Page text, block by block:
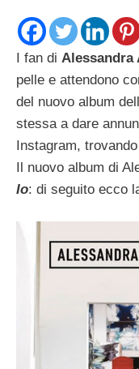
I fan di Alessandra
pelle e attendono
del nuovo album
stessa a dare
Instagram,
Il nuovo album di
Io: di seguito ecco